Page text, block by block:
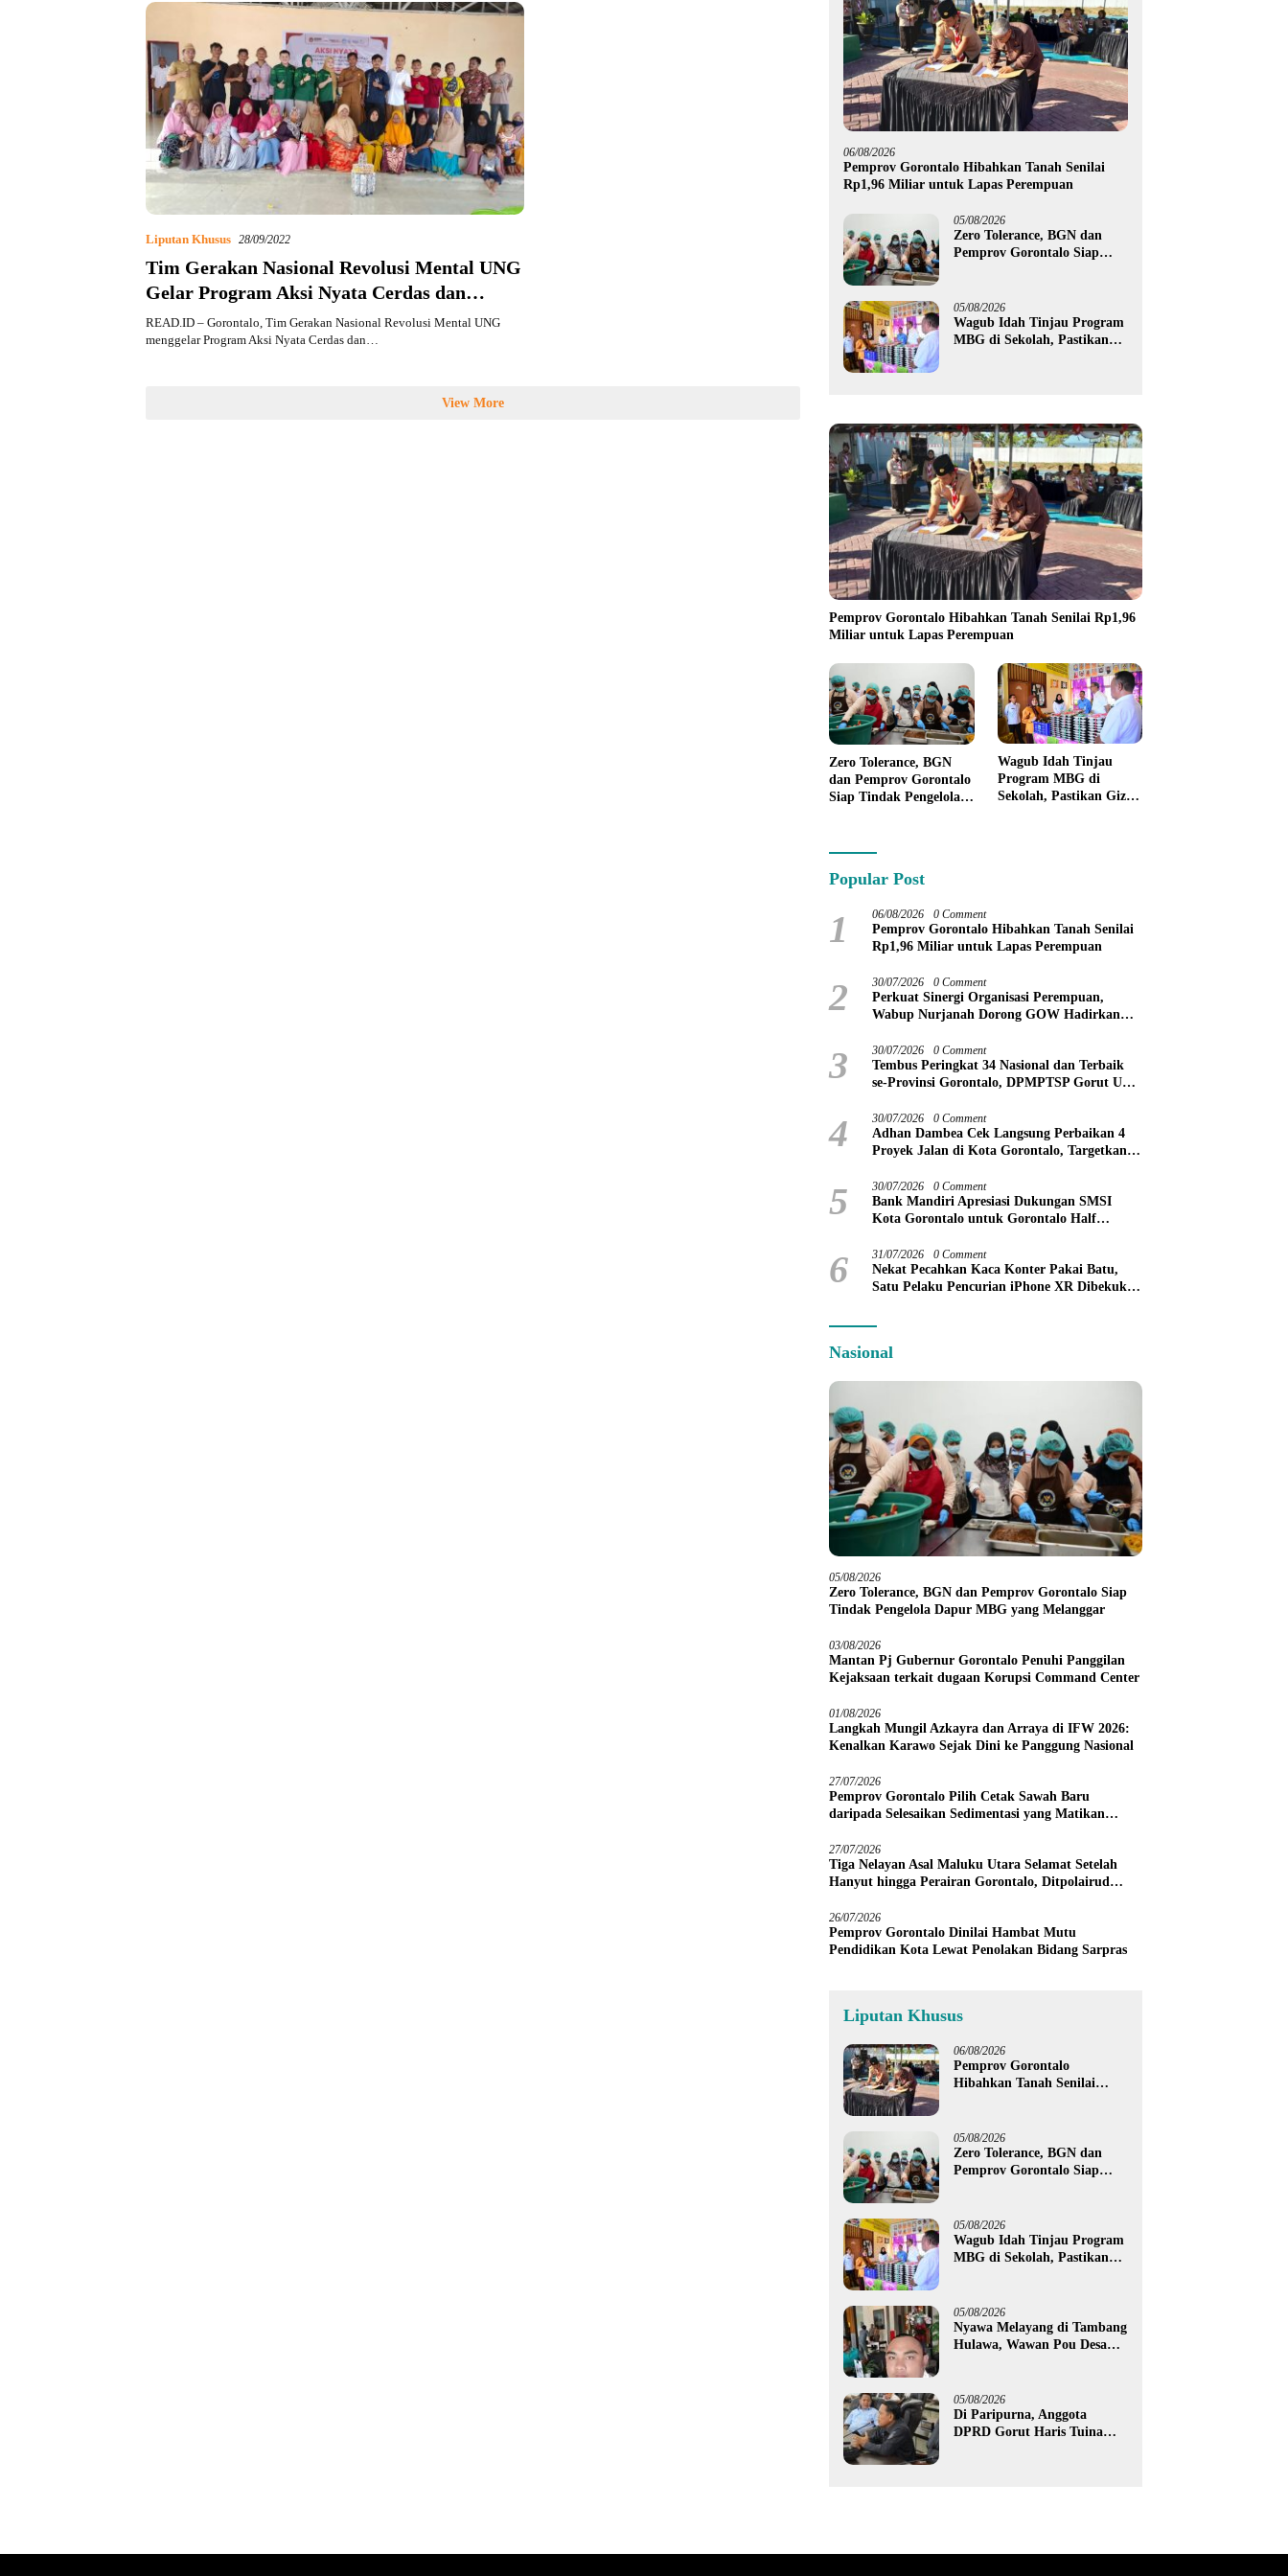
Liputan Khusus 28/09/2022
Tim Gerakan Nasional Revolusi Mental UNG
Gelar Program Aksi Nyata Cerdas dan
Praktis di Desa Bajo
READ.ID – Gorontalo, Tim Gerakan Nasional Revolusi Mental UNG
menggelar Program Aksi Nyata Cerdas dan…
View More
06/08/2026
Pemprov Gorontalo Hibahkan Tanah Senilai
Rp1,96 Miliar untuk Lapas Perempuan
05/08/2026
Zero Tolerance, BGN dan
Pemprov Gorontalo Siap
05/08/2026
Wagub Idah Tinjau Program
MBG di Sekolah, Pastikan
Pemprov Gorontalo Hibahkan Tanah Senilai Rp1,96
Miliar untuk Lapas Perempuan
Zero Tolerance, BGN
dan Pemprov Gorontalo
Siap Tindak Pengelola
Wagub Idah Tinjau
Program MBG di
Sekolah, Pastikan Gizi
Popular Post
1 06/08/2026 0 Comment
Pemprov Gorontalo Hibahkan Tanah Senilai
Rp1,96 Miliar untuk Lapas Perempuan
2 30/07/2026 0 Comment
Perkuat Sinergi Organisasi Perempuan,
Wabup Nurjanah Dorong GOW Hadirkan
3 30/07/2026 0 Comment
Tembus Peringkat 34 Nasional dan Terbaik
se-Provinsi Gorontalo, DPMPTSP Gorut Ukir
4 30/07/2026 0 Comment
Adhan Dambea Cek Langsung Perbaikan 4
Proyek Jalan di Kota Gorontalo, Targetkan
5 30/07/2026 0 Comment
Bank Mandiri Apresiasi Dukungan SMSI
Kota Gorontalo untuk Gorontalo Half
6 31/07/2026 0 Comment
Nekat Pecahkan Kaca Konter Pakai Batu,
Satu Pelaku Pencurian iPhone XR Dibekuk
Nasional
05/08/2026
Zero Tolerance, BGN dan Pemprov Gorontalo Siap
Tindak Pengelola Dapur MBG yang Melanggar
03/08/2026
Mantan Pj Gubernur Gorontalo Penuhi Panggilan
Kejaksaan terkait dugaan Korupsi Command Center
01/08/2026
Langkah Mungil Azkayra dan Arraya di IFW 2026:
Kenalkan Karawo Sejak Dini ke Panggung Nasional
27/07/2026
Pemprov Gorontalo Pilih Cetak Sawah Baru
daripada Selesaikan Sedimentasi yang Matikan
27/07/2026
Tiga Nelayan Asal Maluku Utara Selamat Setelah
Hanyut hingga Perairan Gorontalo, Ditpolairud
26/07/2026
Pemprov Gorontalo Dinilai Hambat Mutu
Pendidikan Kota Lewat Penolakan Bidang Sarpras
Liputan Khusus
06/08/2026
Pemprov Gorontalo
Hibahkan Tanah Senilai
05/08/2026
Zero Tolerance, BGN dan
Pemprov Gorontalo Siap
05/08/2026
Wagub Idah Tinjau Program
MBG di Sekolah, Pastikan
05/08/2026
Nyawa Melayang di Tambang
Hulawa, Wawan Pou Desak
05/08/2026
Di Paripurna, Anggota
DPRD Gorut Haris Tuina